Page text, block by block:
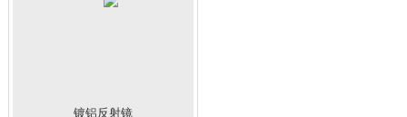
镀铝反射镜